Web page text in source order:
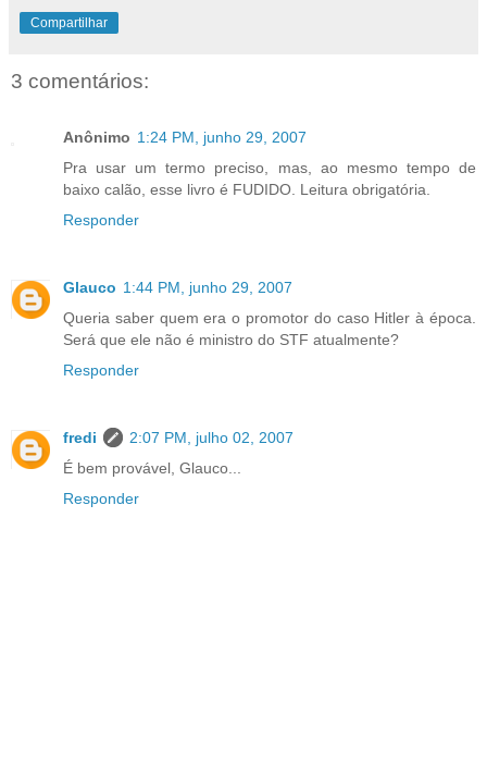
Compartilhar
3 comentários:
Anônimo 1:24 PM, junho 29, 2007
Pra usar um termo preciso, mas, ao mesmo tempo de
baixo calão, esse livro é FUDIDO. Leitura obrigatória.
Responder
Glauco 1:44 PM, junho 29, 2007
Queria saber quem era o promotor do caso Hitler à época.
Será que ele não é ministro do STF atualmente?
Responder
fredi
2:07 PM, julho 02, 2007
É bem provável, Glauco...
Responder